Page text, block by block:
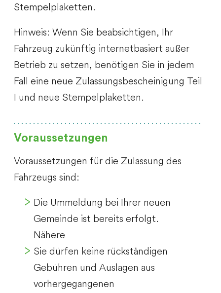
Stempelplaketten.
Hinweis: Wenn Sie beabsichtigen, Ihr
Fahrzeug zukünftig internetbasiert außer
Betrieb zu setzen, benötigen Sie in jedem
Fall eine neue Zulassungsbescheinigung Teil
I und neue Stempelplaketten.
Voraussetzungen
Voraussetzungen für die Zulassung des
Fahrzeugs sind:
Die Ummeldung bei Ihrer neuen
Gemeinde ist bereits erfolgt.
Nähere
Sie dürfen keine rückständigen
Gebühren und Auslagen aus
vorhergegangenen